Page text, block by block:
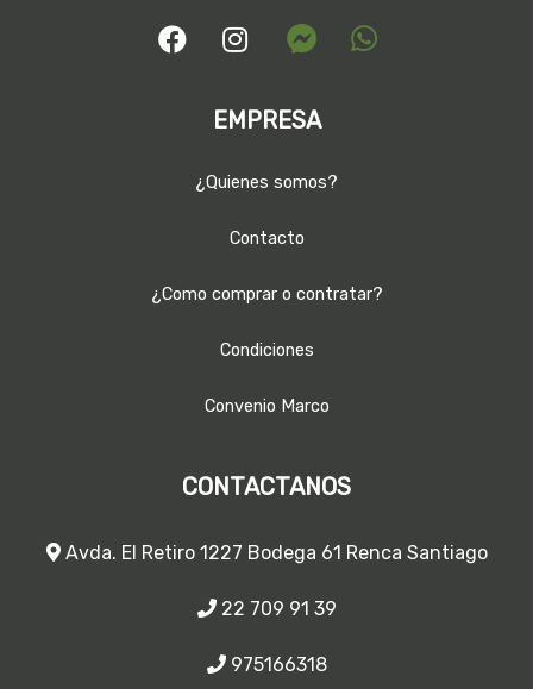
EMPRESA
¿Quienes somos?
Contacto
¿Como comprar o contratar?
Condiciones
Convenio Marco
CONTACTANOS
Avda. El Retiro 1227 Bodega 61 Renca Santiago
22 709 91 39
975166318